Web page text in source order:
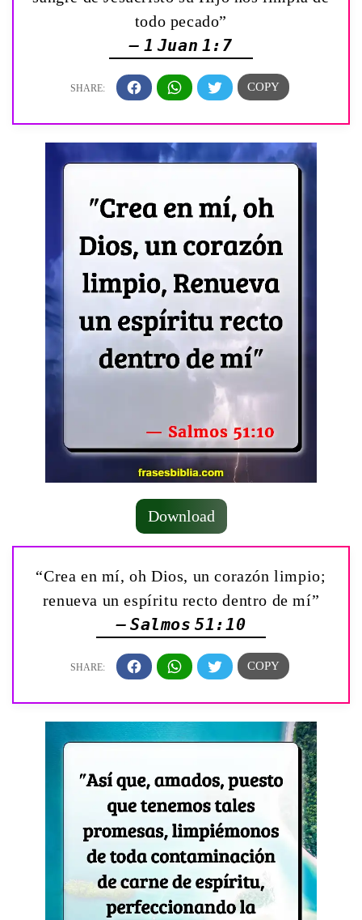
todo pecado”
— 1 Juan 1:7
Download
“Crea en mí, oh Dios, un corazón limpio;
renueva un espíritu recto dentro de mí”
— Salmos 51:10